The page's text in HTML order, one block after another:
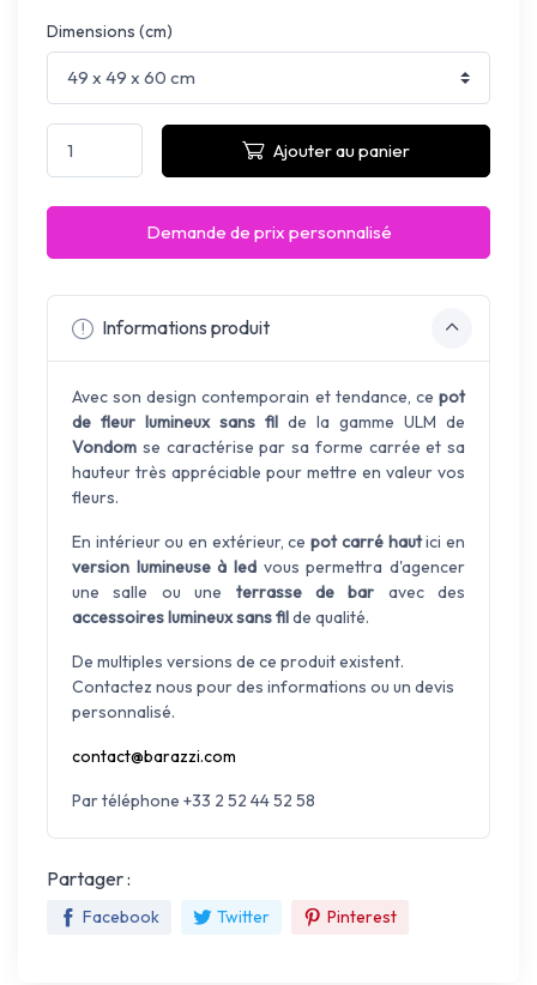
Dimensions (cm)
Ajouter au panier
Demande de prix personnalisé
Informations produit
Avec son design contemporain et tendance, ce pot
de fleur lumineux sans fil de la gamme ULM de
Vondom se caractérise par sa forme carrée et sa
hauteur très appréciable pour mettre en valeur vos
fleurs.
En intérieur ou en extérieur, cepot carré hautici en
version lumineuse à led vous permettra d'agencer
une salle ou une terrasse de bar avec des
accessoires lumineux sans filde qualité.
De multiples versions de ce produit existent.
Contactez nous pour des informations ou un devis
personnalisé.
contact@barazzi.com
Par téléphone +33 2 52 44 52 58
Partager :
Facebook Twitter Pinterest